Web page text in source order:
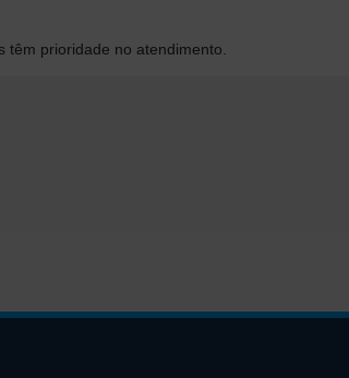
prioridade no atendimento.